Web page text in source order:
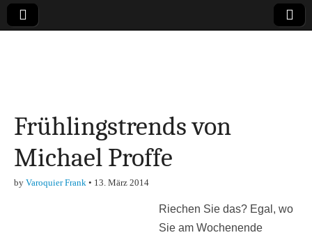
Finanzen,
Marketing-, Vertrieb-
& Investment-Tipps
Frühlingstrends von
Michael Proffe
by Varoquier Frank • 13. März 2014
Riechen Sie das? Egal, wo
Sie am Wochenende